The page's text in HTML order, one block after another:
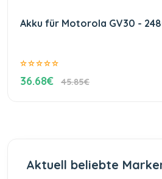
Akku für Motorola GV30 -
36.68€ 45.85€
Aktuell beliebte